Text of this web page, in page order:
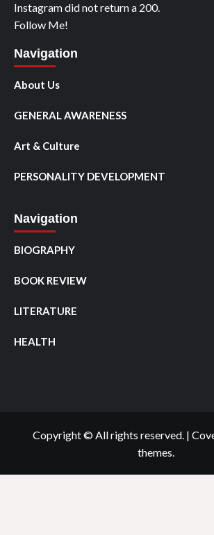
Instagram did not return a 200.
Follow Me!
Navigation
About Us
GENERAL AWARENESS
Art & Culture
PERSONALITY DEVELOPMENT
Navigation
BIOGRAPHY
BOOK REVIEW
LITERATURE
HEALTH
Copyright © All rights reserved. |
themes.